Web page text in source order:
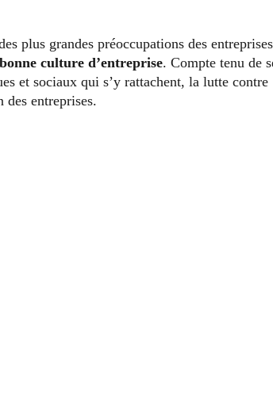
plus grandes préoccupations des
bonne culture d’entreprise. Compte tenu de
et sociaux qui s’y rattachent, la lutte
des entreprises.